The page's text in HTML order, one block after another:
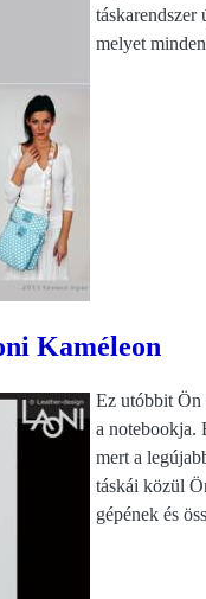
melyet
Kaméleon
Ez utóbbit Ön
a notebookja.
mert a
táskái közül
gépének és